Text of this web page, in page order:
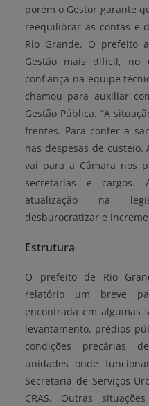
porém o Gestor garante
reequilibrar as contas e
Rio Grande. O prefeito
Gestão mais difícil, no
confiança na equipe
chamou para auxiliar
Gestão Pública. “A
frentes. Para conter a
nas despesas de
vai para a Câmara nos
secretarias e cargos.
atualização na
desburocratizar e
Estrutura
O prefeito de Rio
relatório um breve
encontrada em algumas
levantamento, prédios
condições precárias
unidades onde
Secretaria de Serviços
CRAS. Outras